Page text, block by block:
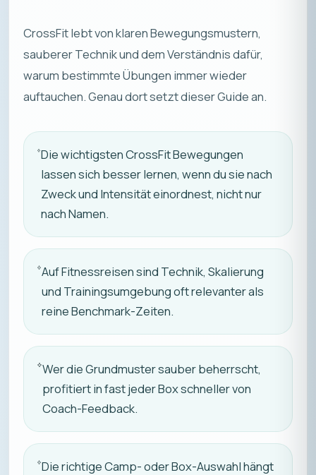
CrossFit lebt von klaren Bewegungsmustern,
sauberer Technik und dem Verständnis dafür,
warum bestimmte Übungen immer wieder
auftauchen. Genau dort setzt dieser Guide an.
Die wichtigsten CrossFit Bewegungen
lassen sich besser lernen, wenn du sie nach
Zweck und Intensität einordnest, nicht nur
nach Namen.
Auf Fitnessreisen sind Technik, Skalierung
und Trainingsumgebung oft relevanter als
reine Benchmark-Zeiten.
Wer die Grundmuster sauber beherrscht,
profitiert in fast jeder Box schneller von
Coach-Feedback.
Die richtige Camp- oder Box-Auswahl hängt